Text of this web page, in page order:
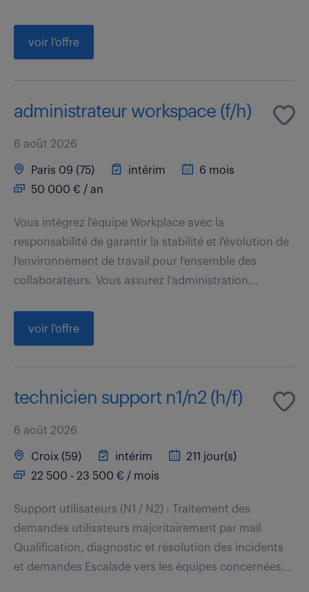
voir l'offre
administrateur workspace (f/h)
6 août 2026
Paris 09 (75) intérim
6 mois
50 000 € / an
Vous intégrez l'équipe Workplace avec la
responsabilité de garantir la stabilité et l'évolution de
l'environnement de travail pour l'ensemble des
collaborateurs. Vous assurez l'administration...
voir l'offre
technicien support n1/n2 (h/f)
6 août 2026
Croix (59) intérim
211 jour(s)
22 500 - 23 500 € / mois
Support utilisateurs (N1 / N2) : Traitement des
demandes utilisateurs majoritairement par mail
Qualification, diagnostic et résolution des incidents
et demandes Escalade vers les équipes concernées...